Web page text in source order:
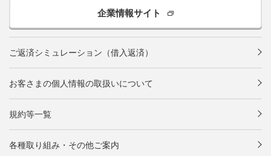
企業情報サイト
ご返済シミュレーション（借入返済）
お客さまの個人情報の取扱いについて
規約等一覧
各種取り組み・その他ご案内